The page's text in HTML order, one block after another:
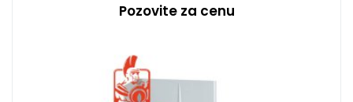
Pozovite za cenu